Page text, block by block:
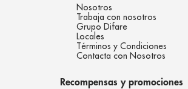
Nosotros
Trabaja con nosotros
Grupo Difare
Locales
Términos y Condiciones
Contacta con Nosotros
Recompensas y promociones